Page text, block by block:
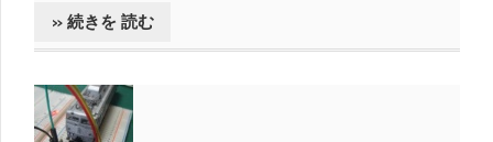
» 続きを 読む